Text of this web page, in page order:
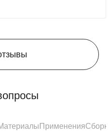
ПримененияСборка